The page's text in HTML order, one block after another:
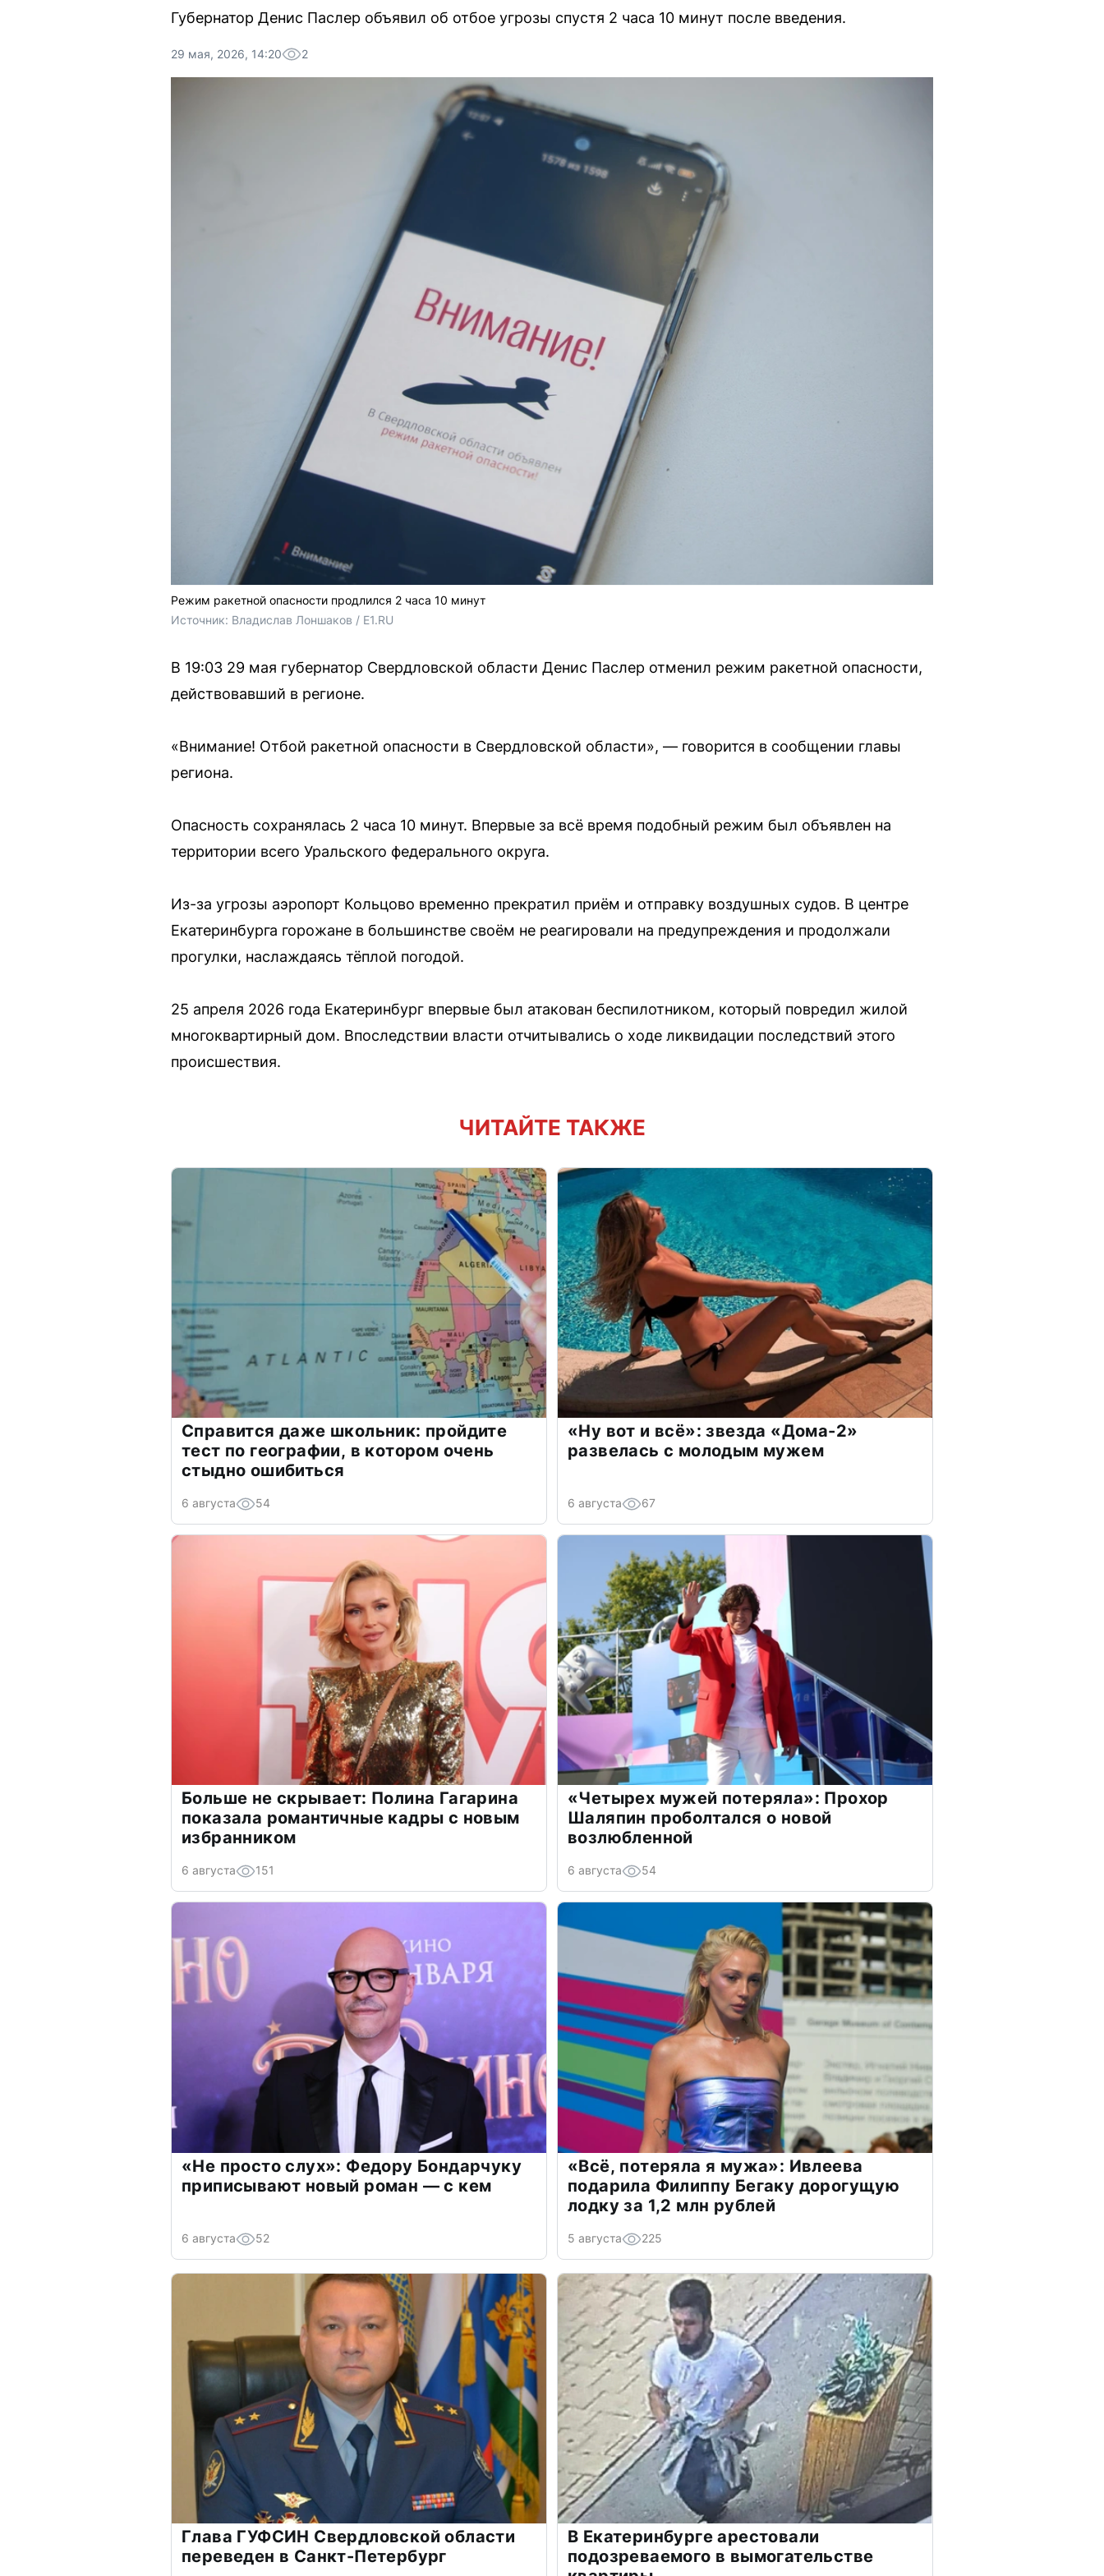
Губернатор Денис Паслер объявил об отбое угрозы спустя 2 часа 10 минут после введения.
29 мая, 2026, 14:20 2
Режим ракетной опасности продлился 2 часа 10 минут
Источник: Владислав Лоншаков / E1.RU
В 19:03 29 мая губернатор Свердловской области Денис Паслер отменил режим ракетной опасности,
действовавший в регионе.
«Внимание! Отбой ракетной опасности в Свердловской области», — говорится в сообщении главы
региона.
Опасность сохранялась 2 часа 10 минут. Впервые за всё время подобный режим был объявлен на
территории всего Уральского федерального округа.
Из-за угрозы аэропорт Кольцово временно прекратил приём и отправку воздушных судов. В центре
Екатеринбурга горожане в большинстве своём не реагировали на предупреждения и продолжали
прогулки, наслаждаясь тёплой погодой.
25 апреля 2026 года Екатеринбург впервые был атакован беспилотником, который повредил жилой
многоквартирный дом. Впоследствии власти отчитывались о ходе ликвидации последствий этого
происшествия.
ЧИТАЙТЕ ТАКЖЕ
Справится даже школьник: пройдите
тест по географии, в котором очень
стыдно ошибиться
6 августа 54
«Ну вот и всё»: звезда «Дома-2»
развелась с молодым мужем
6 августа 67
Больше не скрывает: Полина Гагарина
показала романтичные кадры с новым
избранником
6 августа 151
«Четырех мужей потеряла»: Прохор
Шаляпин проболтался о новой
возлюбленной
6 августа 54
«Не просто слух»: Федору Бондарчуку
приписывают новый роман — с кем
6 августа 52
«Всё, потеряла я мужа»: Ивлеева
подарила Филиппу Бегаку дорогущую
лодку за 1,2 млн рублей
5 августа 225
Глава ГУФСИН Свердловской области
переведен в Санкт-Петербург
В Екатеринбурге арестовали
подозреваемого в вымогательстве